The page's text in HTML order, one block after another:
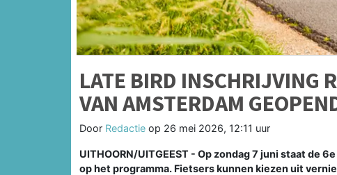
LATE BIRD INSCHRIJVING
VAN AMSTERDAM
Door Redactie op 26 mei 2026, 12:11 uur
UITHOORN/UITGEEST - Op zondag 7 juni staat de
op het programma. Fietsers kunnen kiezen uit